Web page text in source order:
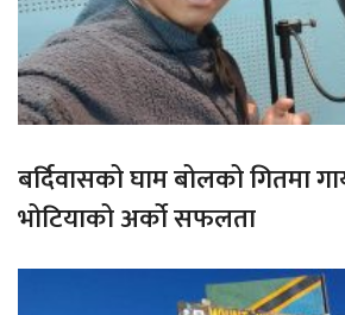
बर्दिवासको घाम बोलको गितमा
भोटियाको अर्को सफलता